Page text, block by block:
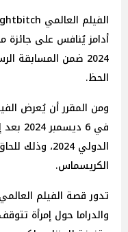
أدامز يُنافس على جائزة
2024 ضمن المسابقة
الحظ.
في 6
الدولي 2024،
الكريسماس.
والدراما حول إمرأة